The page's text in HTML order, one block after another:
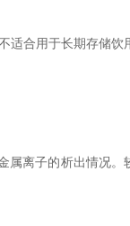
适合用于长期存储
属离子的析出情况。